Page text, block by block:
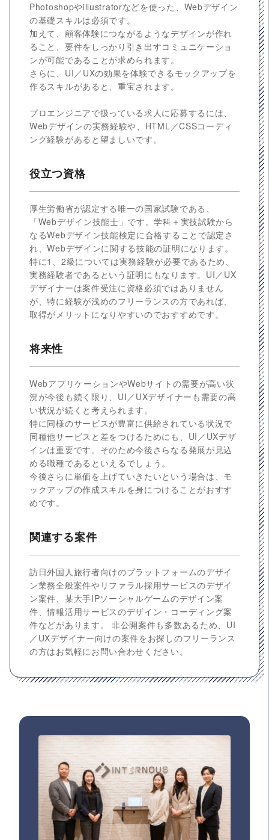
Photoshopやillustratorなどを使った、Webデザイン
の基礎スキルは必須です。
加えて、顧客体験につながるようなデザインが作れ
ること、要件をしっかり引き出すコミュニケーショ
ンが可能であることが求められます。
さらに、UI／UXの効果を体験できるモックアップを
作るスキルがあると、重宝されます。
プロエンジニアで扱っている求人に応募するには、
Webデザインの実務経験や、HTML／CSSコーディ
ング経験があると望ましいです。
役立つ資格
厚生労働省が認定する唯一の国家試験である、
「Webデザイン技能士」です。学科＋実技試験から
なるWebデザイン技能検定に合格することで認定さ
れ、Webデザインに関する技能の証明になります。
特に1、2級については実務経験が必要であるため、
実務経験者であるという証明にもなります。UI／UX
デザイナーは案件受注に資格必須ではありません
が、特に経験が浅めのフリーランスの方であれば、
取得がメリットになりやすいのでおすすめです。
将来性
WebアプリケーションやWebサイトの需要が高い状
況が今後も続く限り、UI／UXデザイナーも需要の高
い状況が続くと考えられます。
特に同様のサービスが豊富に供給されている状況で
同種他サービスと差をつけるためにも、UI／UXデザ
インは重要です。そのため今後さらなる発展が見込
める職種であるといえるでしょう。
今後さらに単価を上げていきたいという場合は、モ
ックアップの作成スキルを身につけることがおすす
めです。
関連する案件
訪日外国人旅行者向けのプラットフォームのデザイ
ン業務全般案件やリファラル採用サービスのデザイ
ン案件、某大手IPソーシャルゲームのデザイン案
件、情報活用サービスのデザイン・コーディング案
件などがあります。 非公開案件も多数あるため、UI
／UXデザイナー向けの案件をお探しのフリーランス
の方はお気軽にお問い合わせください。